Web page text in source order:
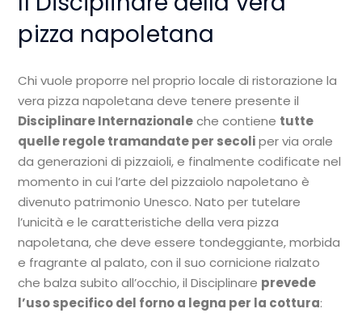
pizza napoletana
Chi vuole proporre nel proprio locale di ristorazione la
vera pizza napoletana deve tenere presente il
Disciplinare Internazionaleche contiene tutte
quelle regole tramandate per secoliper via orale
da generazioni di pizzaioli, e finalmente codificate nel
momento in cui l’arte del pizzaiolo napoletano è
divenuto patrimonio Unesco. Nato per tutelare
l’unicità e le caratteristiche della vera pizza
napoletana, che deve essere tondeggiante, morbida
e fragrante al palato, con il suo cornicione rialzato
che balza subito all’occhio, il Disciplinare prevede
l’uso specifico del forno a legna per la cottura: